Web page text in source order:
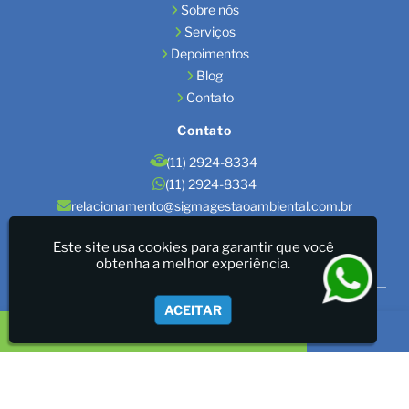
Sobre nós
Serviços
Depoimentos
Blog
Contato
Contato
(11) 2924-8334
(11) 2924-8334
relacionamento@sigmagestaoambiental.com.br
Localização
São Paulo / SP
Sigma Gestão Ambiental - LICENÇAS AMBIENTAIS/GESTÃO
DE RESÍDUOS/LAUDOS
Este site usa cookies para garantir que você
obtenha a melhor experiência.
ACEITAR